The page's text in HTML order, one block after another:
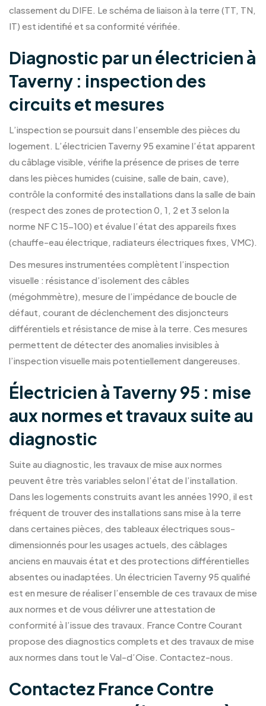
classement du DIFE. Le schéma de liaison à la terre (TT, TN,
IT) est identifié et sa conformité vérifiée.
Diagnostic par un électricien à
Taverny : inspection des
circuits et mesures
L’inspection se poursuit dans l’ensemble des pièces du
logement. L’électricien Taverny 95 examine l’état apparent
du câblage visible, vérifie la présence de prises de terre
dans les pièces humides (cuisine, salle de bain, cave),
contrôle la conformité des installations dans la salle de bain
(respect des zones de protection 0, 1, 2 et 3 selon la
norme NF C 15-100) et évalue l’état des appareils fixes
(chauffe-eau électrique, radiateurs électriques fixes, VMC).
Des mesures instrumentées complètent l’inspection
visuelle : résistance d’isolement des câbles
(mégohmmètre), mesure de l’impédance de boucle de
défaut, courant de déclenchement des disjoncteurs
différentiels et résistance de mise à la terre. Ces mesures
permettent de détecter des anomalies invisibles à
l’inspection visuelle mais potentiellement dangereuses.
Électricien à Taverny 95 : mise
aux normes et travaux suite au
diagnostic
Suite au diagnostic, les travaux de mise aux normes
peuvent être très variables selon l’état de l’installation.
Dans les logements construits avant les années 1990, il est
fréquent de trouver des installations sans mise à la terre
dans certaines pièces, des tableaux électriques sous-
dimensionnés pour les usages actuels, des câblages
anciens en mauvais état et des protections différentielles
absentes ou inadaptées. Un électricien Taverny 95 qualifié
est en mesure de réaliser l’ensemble de ces travaux de mise
aux normes et de vous délivrer une attestation de
conformité à l’issue des travaux. France Contre Courant
propose des diagnostics complets et des travaux de mise
aux normes dans tout le Val-d’Oise. Contactez-nous.
Contactez France Contre